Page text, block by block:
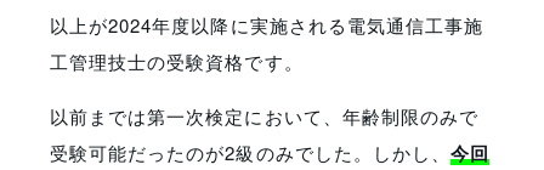
以上が2024年度以降に実施される電気通信工事施
工管理技士の受験資格です。
以前までは第一次検定において、年齢制限のみで
受験可能だったのが2級のみでした。しかし、 今回